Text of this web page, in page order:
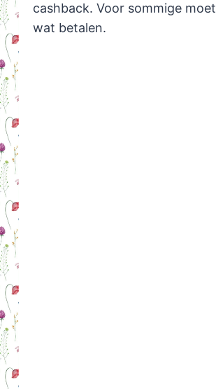
cashback. Voor sommige
wat betalen.